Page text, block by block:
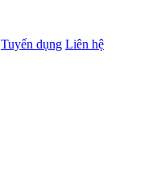
Tuyển dụng Liên hệ